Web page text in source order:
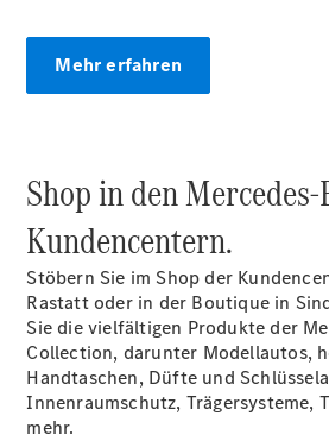
Finanzierung
Privatkunden
Finanzierung
Gewerbekunden
Kurzfristig
verfügbare
Angebote
V-Klasse
V-Klasse
Marco Polo
Mehr erfahren
Shop in den
Kundencentern.
Stöbern Sie im Shop der
Rastatt oder in der Boutique in
Sie die vielfältigen Produkte der
Collection, darunter Modellautos,
Handtaschen, Düfte und
Innenraumschutz, Trägersysteme,
mehr.